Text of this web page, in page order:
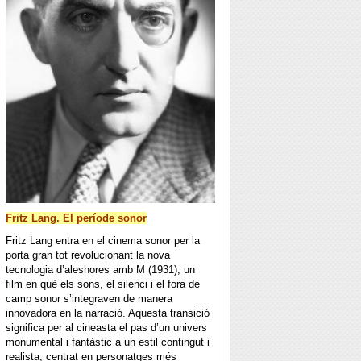
Fritz Lang. El període sonor
Fritz Lang entra en el cinema sonor per la
porta gran tot revolucionant la nova
tecnologia d’aleshores amb M (1931), un
film en què els sons, el silenci i el fora de
camp sonor s’integraven de manera
innovadora en la narració. Aquesta transició
significa per al cineasta el pas d’un univers
monumental i fantàstic a un estil contingut i
realista, centrat en personatges més